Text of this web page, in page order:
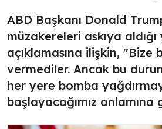
ABD Başkanı Donald
müzakereleri askıya
açıklamasına ilişkin, "Bize
vermediler. Ancak bu
her yere bomba
başlayacağımız anlamına